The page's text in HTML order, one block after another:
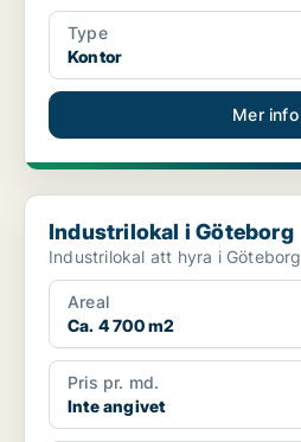
Type
Kontor
Mer info
Industrilokal i Göteborg
Industrilokal i Göteborg
Industrilokal att hyra i Göteborg
Areal
Ca. 4 700 m2
Pris pr. md.
Inte angivet